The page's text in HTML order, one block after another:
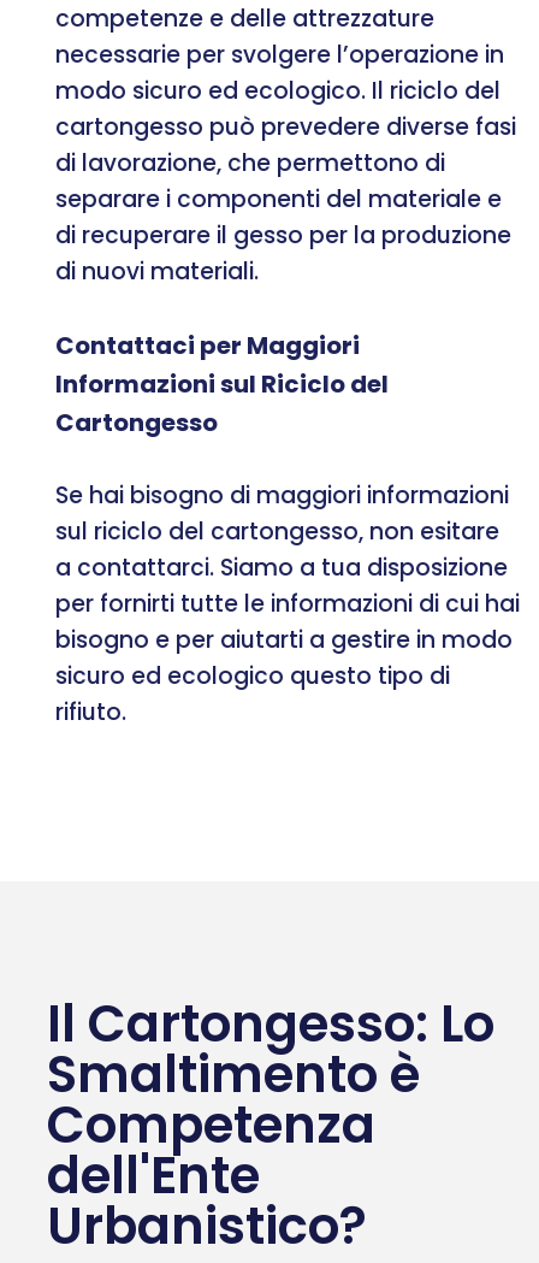
competenze e delle attrezzature
necessarie per svolgere l’operazione in
modo sicuro ed ecologico. Il riciclo del
cartongesso può prevedere diverse fasi
di lavorazione, che permettono di
separare i componenti del materiale e
di recuperare il gesso per la produzione
di nuovi materiali.
Contattaci per Maggiori
Informazioni sul Riciclo del
Cartongesso
Se hai bisogno di maggiori informazioni
sul riciclo del cartongesso, non esitare
a contattarci. Siamo a tua disposizione
per fornirti tutte le informazioni di cui hai
bisogno e per aiutarti a gestire in modo
sicuro ed ecologico questo tipo di
rifiuto.
Il Cartongesso: Lo
Smaltimento è
Competenza
dell'Ente
Urbanistico?